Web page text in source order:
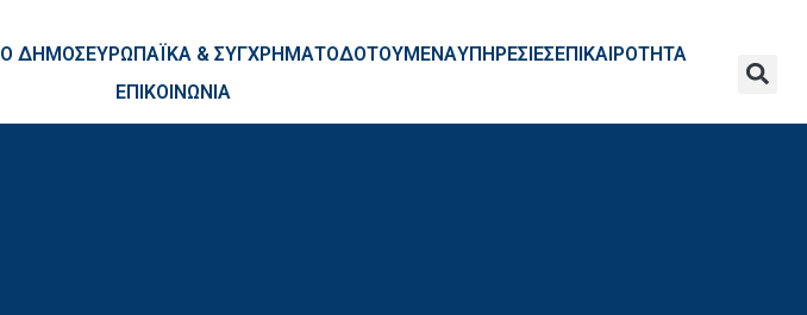
Ο ΔΗΜΟΣΕΥΡΩΠΑΪΚΑ & ΣΥΓΧΡΗΜΑΤΟΔΟΤΟΥΜΕΝΑΥΠΗΡΕΣΙΕΣΕΠΙΚΑΙΡΟΤΗΤΑ
ΕΠΙΚΟΙΝΩΝΙΑ